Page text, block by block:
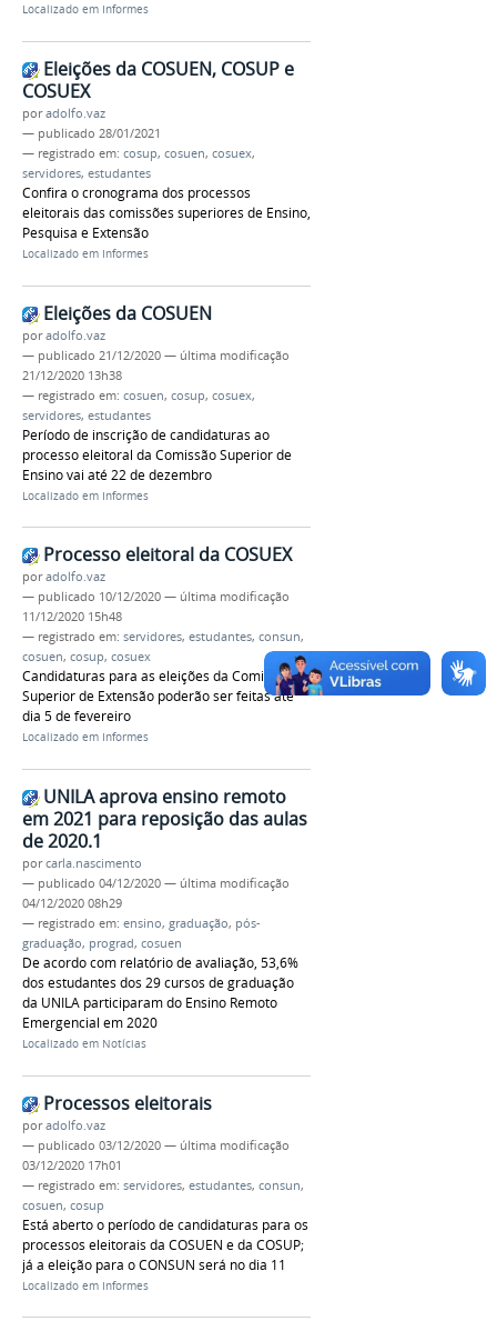
Localizado em Informes
Eleições da COSUEN, COSUP e
COSUEX
poradolfo.vaz
— publicado 28/01/2021
— registrado em: cosup, cosuen, cosuex,
servidores, estudantes
Confira o cronograma dos processos
eleitorais das comissões superiores de Ensino,
Pesquisa e Extensão
Localizado em Informes
Eleições da COSUEN
poradolfo.vaz
— publicado 21/12/2020 — última modificação
21/12/2020 13h38
— registrado em: cosuen, cosup, cosuex,
servidores, estudantes
Período de inscrição de candidaturas ao
processo eleitoral da Comissão Superior de
Ensino vai até 22 de dezembro
Localizado em Informes
Processo eleitoral da COSUEX
poradolfo.vaz
— publicado 10/12/2020 — última modificação
11/12/2020 15h48
— registrado em: servidores, estudantes, consun,
cosuen, cosup, cosuex
Candidaturas para as eleições da Comissão
Superior de Extensão poderão ser feitas até
dia 5 de fevereiro
Localizado em Informes
UNILA aprova ensino remoto
em 2021 para reposição das aulas
de 2020.1
porcarla.nascimento
— publicado 04/12/2020 — última modificação
04/12/2020 08h29
— registrado em: ensino, graduação, pós-
graduação, prograd, cosuen
De acordo com relatório de avaliação, 53,6%
dos estudantes dos 29 cursos de graduação
da UNILA participaram do Ensino Remoto
Emergencial em 2020
Localizado em Notícias
Processos eleitorais
poradolfo.vaz
— publicado 03/12/2020 — última modificação
03/12/2020 17h01
— registrado em: servidores, estudantes, consun,
cosuen, cosup
Está aberto o período de candidaturas para os
processos eleitorais da COSUEN e da COSUP;
já a eleição para o CONSUN será no dia 11
Localizado em Informes